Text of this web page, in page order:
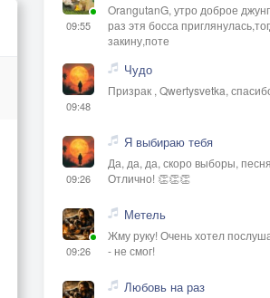
09:55
OrangutanG, утро доброе
раз этя босса
закину,поте
09:48
Чудо
Призрак , Qwertysvetka,
09:26
Я выбираю тебя
Да, да, да, скоро выборы,
Отлично! 👏👏👏
09:26
Метель
Жму руку! Очень хотел
- не смог!
Любовь на раз